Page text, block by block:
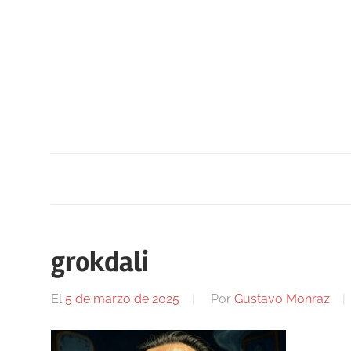
grokdali
El 5 de marzo de 2025 Por Gustavo Monraz